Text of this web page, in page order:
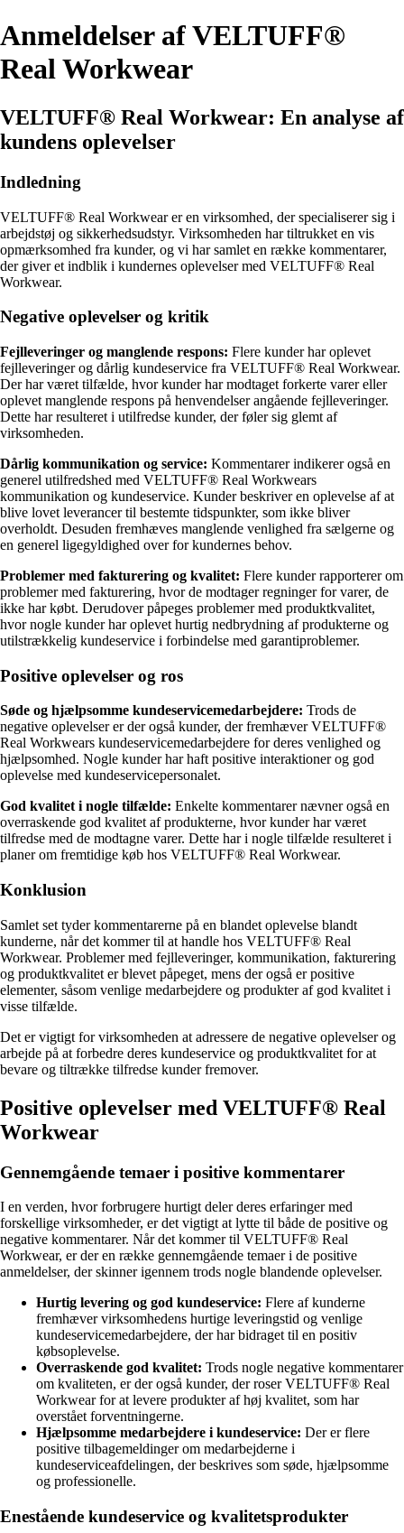
Anmeldelser af VELTUFF®
Real Workwear
VELTUFF® Real Workwear: En analyse af
kundens oplevelser
Indledning
VELTUFF® Real Workwear er en virksomhed, der specialiserer sig i
arbejdstøj og sikkerhedsudstyr. Virksomheden har tiltrukket en vis
opmærksomhed fra kunder, og vi har samlet en række kommentarer,
der giver et indblik i kundernes oplevelser med VELTUFF® Real
Workwear.
Negative oplevelser og kritik
Fejlleveringer og manglende respons: Flere kunder har oplevet
fejlleveringer og dårlig kundeservice fra VELTUFF® Real Workwear.
Der har været tilfælde, hvor kunder har modtaget forkerte varer eller
oplevet manglende respons på henvendelser angående fejlleveringer.
Dette har resulteret i utilfredse kunder, der føler sig glemt af
virksomheden.
Dårlig kommunikation og service: Kommentarer indikerer også en
generel utilfredshed med VELTUFF® Real Workwears
kommunikation og kundeservice. Kunder beskriver en oplevelse af at
blive lovet leverancer til bestemte tidspunkter, som ikke bliver
overholdt. Desuden fremhæves manglende venlighed fra sælgerne og
en generel ligegyldighed over for kundernes behov.
Problemer med fakturering og kvalitet: Flere kunder rapporterer om
problemer med fakturering, hvor de modtager regninger for varer, de
ikke har købt. Derudover påpeges problemer med produktkvalitet,
hvor nogle kunder har oplevet hurtig nedbrydning af produkterne og
utilstrækkelig kundeservice i forbindelse med garantiproblemer.
Positive oplevelser og ros
Søde og hjælpsomme kundeservicemedarbejdere: Trods de
negative oplevelser er der også kunder, der fremhæver VELTUFF®
Real Workwears kundeservicemedarbejdere for deres venlighed og
hjælpsomhed. Nogle kunder har haft positive interaktioner og god
oplevelse med kundeservicepersonalet.
God kvalitet i nogle tilfælde: Enkelte kommentarer nævner også en
overraskende god kvalitet af produkterne, hvor kunder har været
tilfredse med de modtagne varer. Dette har i nogle tilfælde resulteret i
planer om fremtidige køb hos VELTUFF® Real Workwear.
Konklusion
Samlet set tyder kommentarerne på en blandet oplevelse blandt
kunderne, når det kommer til at handle hos VELTUFF® Real
Workwear. Problemer med fejlleveringer, kommunikation, fakturering
og produktkvalitet er blevet påpeget, mens der også er positive
elementer, såsom venlige medarbejdere og produkter af god kvalitet i
visse tilfælde.
Det er vigtigt for virksomheden at adressere de negative oplevelser og
arbejde på at forbedre deres kundeservice og produktkvalitet for at
bevare og tiltrække tilfredse kunder fremover.
Positive oplevelser med VELTUFF® Real
Workwear
Gennemgående temaer i positive kommentarer
I en verden, hvor forbrugere hurtigt deler deres erfaringer med
forskellige virksomheder, er det vigtigt at lytte til både de positive og
negative kommentarer. Når det kommer til VELTUFF® Real
Workwear, er der en række gennemgående temaer i de positive
anmeldelser, der skinner igennem trods nogle blandende oplevelser.
Hurtig levering og god kundeservice: Flere af kunderne
fremhæver virksomhedens hurtige leveringstid og venlige
kundeservicemedarbejdere, der har bidraget til en positiv
købsoplevelse.
Overraskende god kvalitet: Trods nogle negative kommentarer
om kvaliteten, er der også kunder, der roser VELTUFF® Real
Workwear for at levere produkter af høj kvalitet, som har
overstået forventningerne.
Hjælpsomme medarbejdere i kundeservice: Der er flere
positive tilbagemeldinger om medarbejderne i
kundeserviceafdelingen, der beskrives som søde, hjælpsomme
og professionelle.
Enestående kundeservice og kvalitetsprodukter